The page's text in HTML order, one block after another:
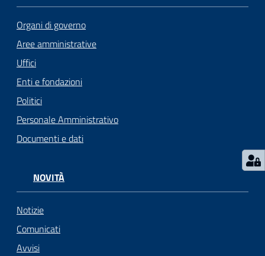
r
a
n
T
u
r
s
Tutti
argomenti...
Organi di governo
Aree amministrative
Uffici
Enti e fondazioni
Politici
Personale Amministrativo
Documenti e dati
NOVITÀ
Notizie
Comunicati
Avvisi